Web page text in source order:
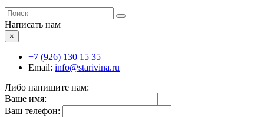
Написать нам
×
+7 (926) 130 15 35
Email: info@starivina.ru
Либо напишите нам:
Ваше имя:
Ваш телефон: